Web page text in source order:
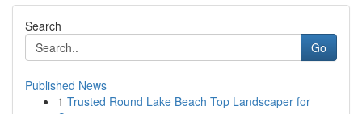
Search
Go
Published News
1 Trusted Round Lake Beach Top Landscaper for